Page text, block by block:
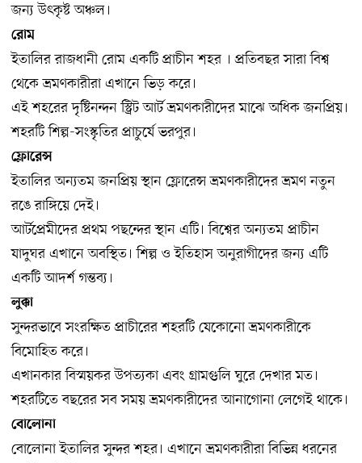
জন্য উৎকৃষ্ট অঞ্চল।
রোম
ইতালির রাজধানী রোম একটি প্রাচীন শহর । প্রতিবছর সারা বিশ্ব
থেকে ভ্রমণকারীরা এখানে ভিড় করে।
এই শহরের দৃষ্টিনন্দন স্ট্রিট আর্ট ভ্রমণকারীদের মাঝে অধিক জনপ্রিয়।
শহরটি শিল্প-সংস্কৃতির প্রাচুর্যে ভরপুর।
ফ্লোরেন্স
ইতালির অন্যতম জনপ্রিয় স্থান ফ্লোরেন্স ভ্রমণকারীদের ভ্রমণ নতুন
রঙে রাঙ্গিয়ে দেই।
আর্টপ্রেমীদের প্রথম পছন্দের স্থান এটি। বিশ্বের অন্যতম প্রাচীন
যাদুঘর এখানে অবস্থিত। শিল্প ও ইতিহাস অনুরাগীদের জন্য এটি
একটি আদর্শ গন্তব্য।
লুক্কা
সুন্দরভাবে সংরক্ষিত প্রাচীরের শহরটি যেকোনো ভ্রমণকারীকে
বিমোহিত করে।
এখানকার বিস্ময়কর উপত্যকা এবং গ্রামগুলি ঘুরে দেখার মত।
শহরটিতে বছরের সব সময় ভ্রমণকারীদের আনাগোনা লেগেই থাকে।
বোলোনা
বোলোনা ইতালির সুন্দর শহর। এখানে ভ্রমণকারীরা বিভিন্ন ধরনের